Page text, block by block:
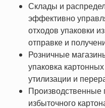
Склады и
эффективно
отходов упаковки
отправке и
Розничные
упаковка
утилизации и
Производственные
избыточного